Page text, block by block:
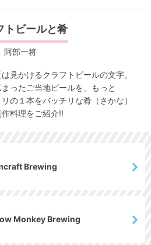
トビールと肴
阿部一将
見かけるクラフトビールの文字。
ったご当地ビールを、もっと
の１本をバッチリな肴（さかな）
料理をご紹介!!
Brewing
Monkey Brewing